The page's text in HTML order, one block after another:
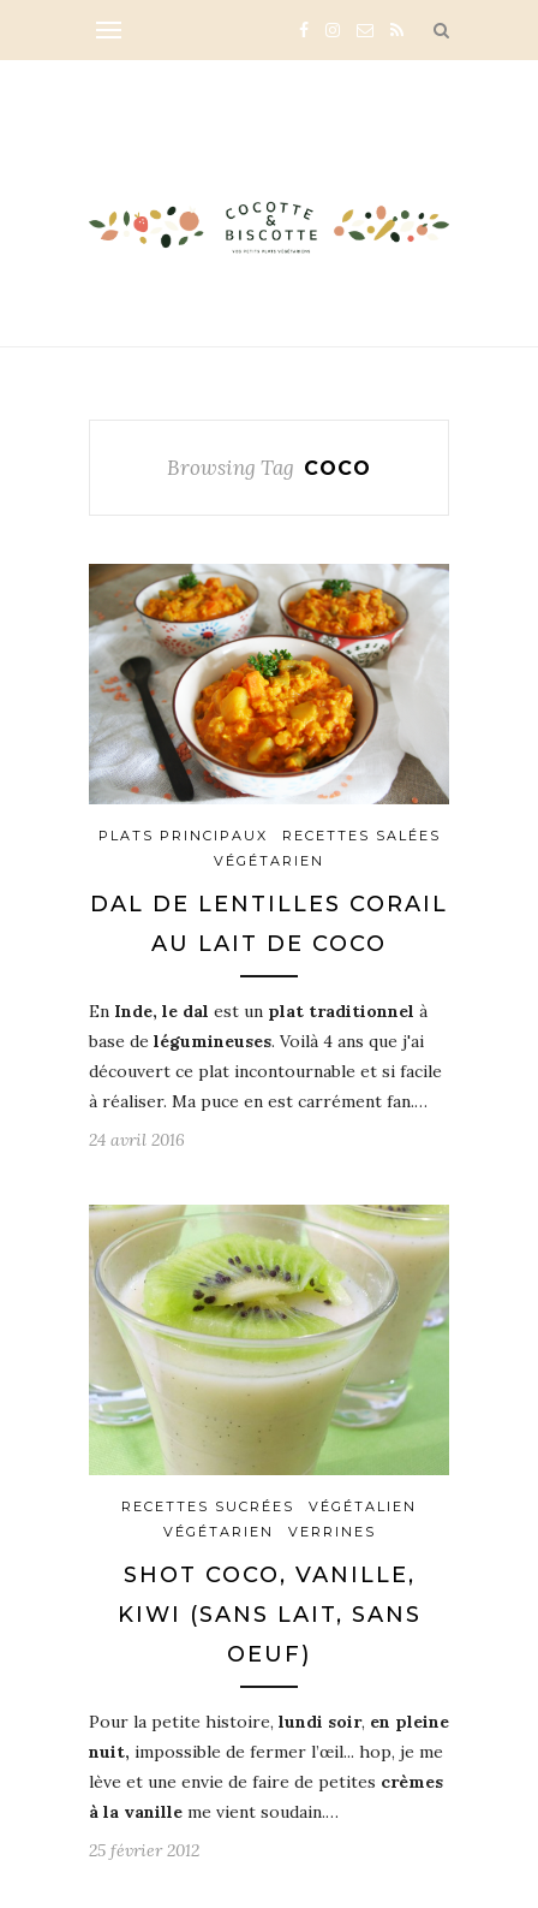
Browsing Tag COCO
PLATS PRINCIPAUX
RECETTES SALÉES
VÉGÉTARIEN
DAL DE LENTILLES CORAIL
AU LAIT DE COCO
En Inde, le dal est un plat traditionnel à
base de légumineuses. Voilà 4 ans que j'ai
découvert ce plat incontournable et si facile
à réaliser. Ma puce en est carrément fan.…
24 avril 2016
RECETTES SUCRÉES
VÉGÉTALIEN
VÉGÉTARIEN
VERRINES
SHOT COCO, VANILLE,
KIWI (SANS LAIT, SANS
OEUF)
Pour la petite histoire, lundi soir, en pleine
nuit, impossible de fermer l’œil... hop, je me
lève et une envie de faire de petites crèmes
à la vanille me vient soudain.…
25 février 2012